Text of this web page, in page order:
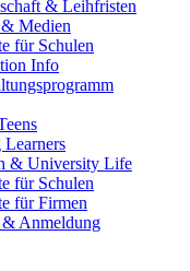
& Leihfristen
Medien
für Schulen
Info
& University Life
für Schulen
für Firmen
Anmeldung